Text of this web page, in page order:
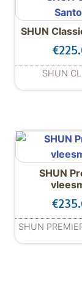
SHUN
€
SHUN
SHUN
€
SHUN